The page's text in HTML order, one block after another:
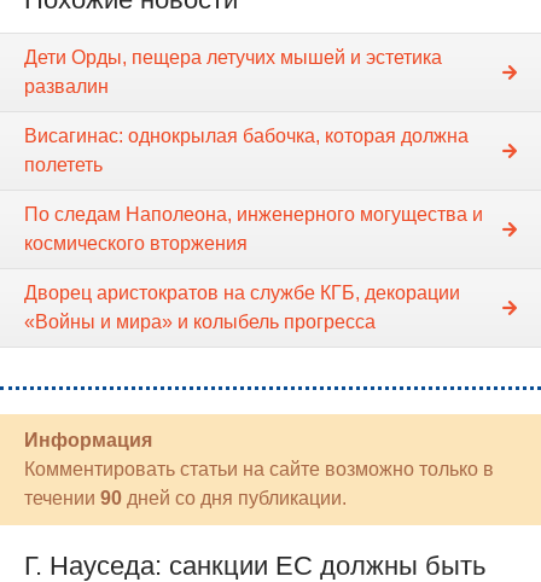
Дети Орды, пещера летучих мышей и эстетика
развалин
Висагинас: однокрылая бабочка, которая должна
полететь
По следам Наполеона, инженерного могущества и
космического вторжения
Дворец аристократов на службе КГБ, декорации
«Войны и мира» и колыбель прогресса
Информация
Комментировать статьи на сайте возможно только в
течении 90 дней со дня публикации.
Г. Науседа: санкции ЕС должны быть